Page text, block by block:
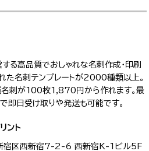
る高品質でおしゃれな名刺作成・印刷
た名刺テンプレートが2000種類以上。
名刺が100枚1,870円から作れます。最
即日受け取りや発送も可能です。
ント
区西新宿7-2-6 西新宿K-1ビル5F